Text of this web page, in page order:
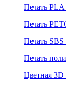
Печать PLA
Печать
Печать SBS
Печать
Цветная 3D